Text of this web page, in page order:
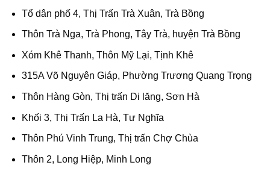
Tổ dân phố 4, Thị Trấn Trà Xuân, Trà Bồng
Thôn Trà Nga, Trà Phong, Tây Trà, huyện Trà Bồng
Xóm Khê Thanh, Thôn Mỹ Lại, Tịnh Khê
315A Võ Nguyên Giáp, Phường Trương Quang Trọng
Thôn Hàng Gòn, Thị trấn Di lăng, Sơn Hà
Khối 3, Thị Trấn La Hà, Tư Nghĩa
Thôn Phú Vinh Trung, Thị trấn Chợ Chùa
Thôn 2, Long Hiệp, Minh Long